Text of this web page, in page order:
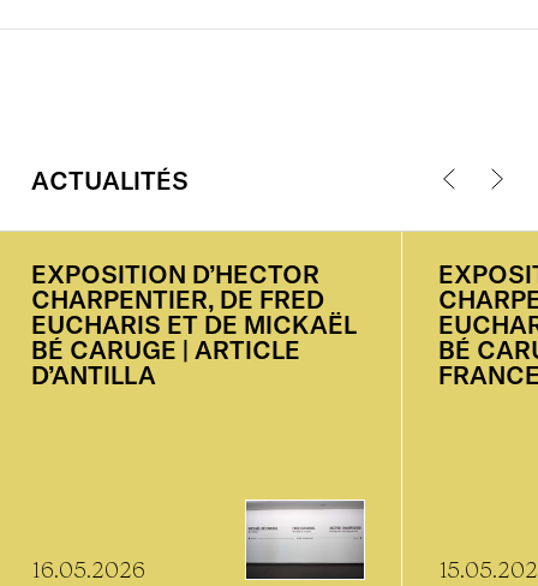
ACTUALITÉS
EXPOSITION D’HECTOR
CHARPENTIER, DE FRED
EUCHARIS ET DE MICKAËL
BÉ CARUGE | ARTICLE
D’ANTILLA
16.05.2026
BÉ